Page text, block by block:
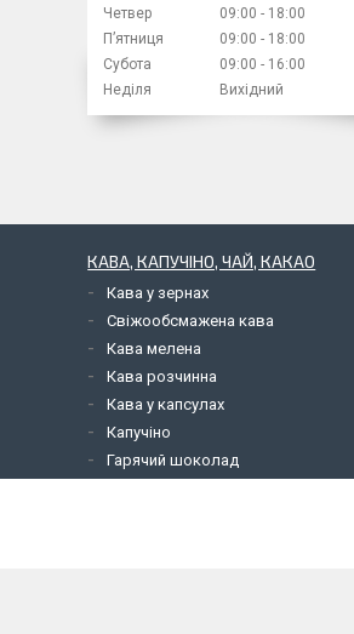
Четвер
09:00
18:00
Пʼятниця
09:00
18:00
Субота
09:00
16:00
Неділя
Вихідний
КАВА, КАПУЧІНО, ЧАЙ, КАКАО
Кава у зернах
Свіжообсмажена кава
Кава мелена
Кава розчинна
Кава у капсулах
Капучіно
Гарячий шоколад